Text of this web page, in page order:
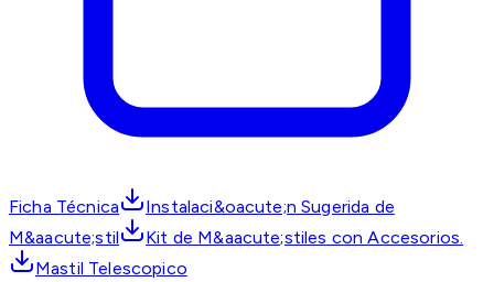
Ficha Técnica
Instalaci&oacute;n Sugerida de
M&aacute;stil
Kit de M&aacute;stiles con Accesorios.
Mastil Telescopico